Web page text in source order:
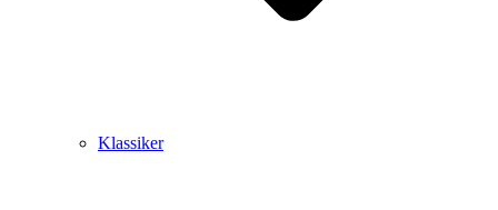
Klassiker